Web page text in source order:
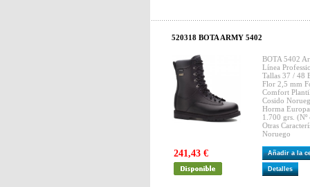
520318 BOTA ARMY 5402
BOTA 5402
Línea
Tallas 37 / 48
Flor 2,5 mm
Comfort
Cosido
Horma
1.700 grs.
Otras
Noruego
241,43 € Añadir a la
Detalles